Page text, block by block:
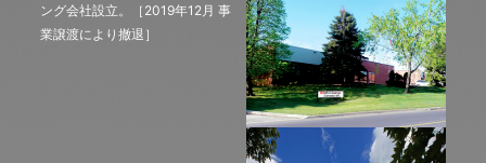
ング会社設立。［2019年12月 事
業譲渡により撤退］